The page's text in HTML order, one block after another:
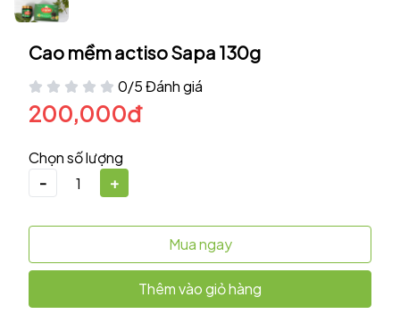
Cao mềm actiso Sapa 130g
0/5 Đánh giá
200,000đ
Chọn số lượng
-
+
Mua ngay
Thêm vào giỏ hàng